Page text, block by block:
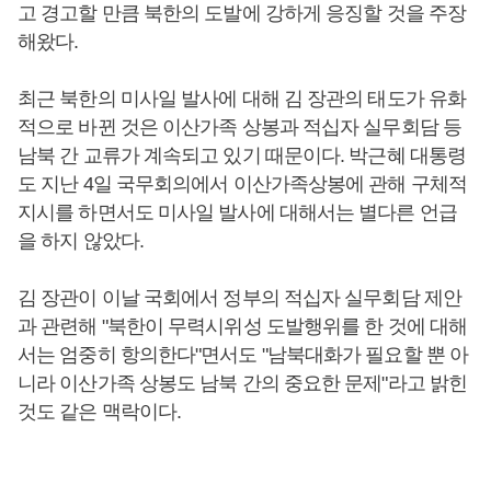
고 경고할 만큼 북한의 도발에 강하게 응징할 것을 주장
해왔다.
최근 북한의 미사일 발사에 대해 김 장관의 태도가 유화
적으로 바뀐 것은 이산가족 상봉과 적십자 실무회담 등
남북 간 교류가 계속되고 있기 때문이다. 박근혜 대통령
도 지난 4일 국무회의에서 이산가족상봉에 관해 구체적
지시를 하면서도 미사일 발사에 대해서는 별다른 언급
을 하지 않았다.
김 장관이 이날 국회에서 정부의 적십자 실무회담 제안
과 관련해 "북한이 무력시위성 도발행위를 한 것에 대해
서는 엄중히 항의한다"면서도 "남북대화가 필요할 뿐 아
니라 이산가족 상봉도 남북 간의 중요한 문제"라고 밝힌
것도 같은 맥락이다.